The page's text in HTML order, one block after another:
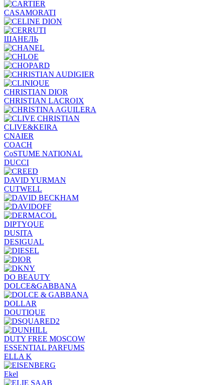
CASAMORATI
ШАНЕЛЬ
CHRISTIAN DIOR
CHRISTIAN LACROIX
CLIVE&KEIRA
CNAIER
COACH
CoSTUME NATIONAL
DUCCI
DAVID YURMAN
CUTWELL
DIPTYQUE
DUSITA
DESIGUAL
DO BEAUTY
DOLCE&GABBANA
DOLLAR
DOUTIQUE
DUTY FREE MOSCOW
ESSENTIAL PARFUMS
ELLA K
Ekel